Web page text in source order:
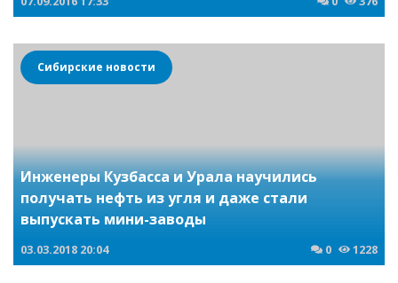
Сибирские новости
Инженеры Кузбасса и Урала научились
получать нефть из угля и даже стали
выпускать мини-заводы
03.03.2018 20:04 0 1228